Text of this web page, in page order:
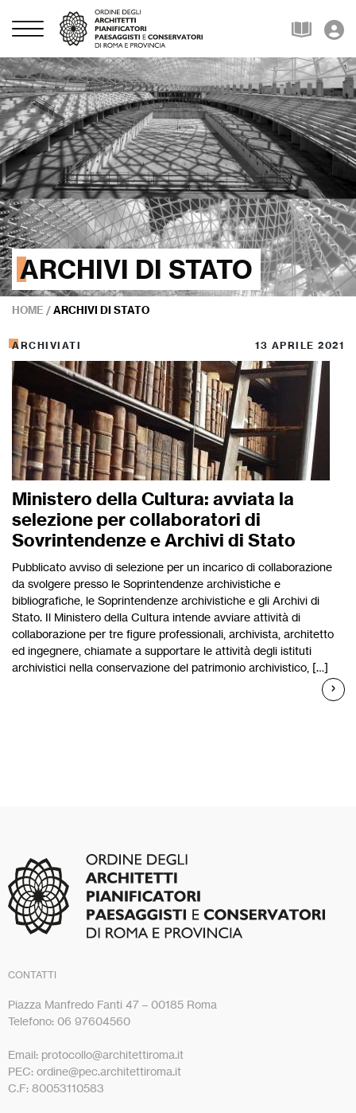
ARCHIVI DI STATO
HOME /ARCHIVI DI STATO
ARCHIVIATI 13 APRILE 2021
Ministero della Cultura: avviata la
selezione per collaboratori di
Sovrintendenze e Archivi di Stato
Pubblicato avviso di selezione per un incarico di collaborazione
da svolgere presso le Soprintendenze archivistiche e
bibliografiche, le Soprintendenze archivistiche e gli Archivi di
Stato. Il Ministero della Cultura intende avviare attività di
collaborazione per tre figure professionali, archivista, architetto
ed ingegnere, chiamate a supportare le attività degli istituti
archivistici nella conservazione del patrimonio archivistico, […]
CONTATTI
Piazza Manfredo Fanti 47 – 00185 Roma
Telefono: 06 97604560
Email: protocollo@architettiroma.it
PEC: ordine@pec.architettiroma.it
C.F: 80053110583